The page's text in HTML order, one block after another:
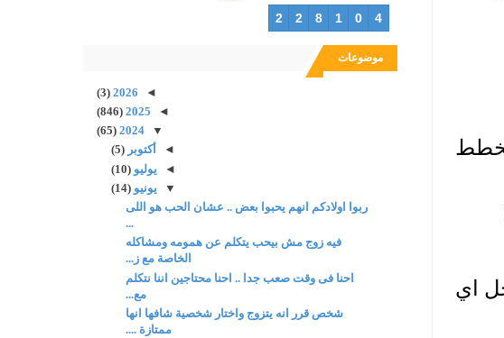
2 2 8 1 0 4
موضوعات
◄
2026
(3)
◄
2025
(846)
▼
2024
(65)
◄
أكتوبر(5)
◄ يوليو(10)
▼ يونيو(14)
ربوا اولادكم انهم يحبوا بعض .. عشان الحب هو اللى
...
فيه زوج مش بيحب يتكلم عن همومه ومشاكله
الخاصة مع ز...
احنا فى وقت صعب جدا .. احنا محتاجين اننا نتكلم
مع...
شخص قرر انه يتزوج واختار شخصية شافها انها
ممتازة ....